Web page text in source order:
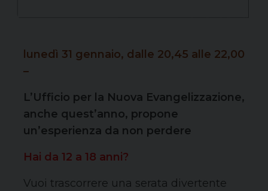
lunedì 31 gennaio, dalle 20,45 alle 22,00
–
L’Ufficio per la Nuova Evangelizzazione,
anche quest’anno, propone
un’esperienza da non perdere
Hai da 12 a 18 anni?
Vuoi trascorrere una serata divertente